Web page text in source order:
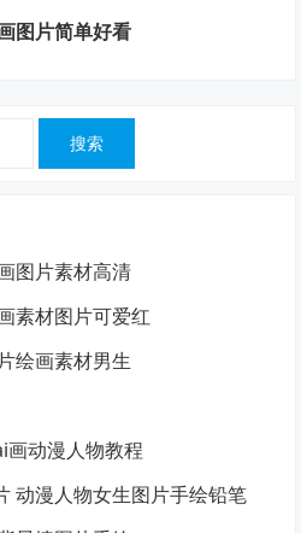
图片简单好看
图片素材高清
素材图片可爱红
绘画素材男生
画动漫人物教程
动漫人物女生图片手绘铅笔